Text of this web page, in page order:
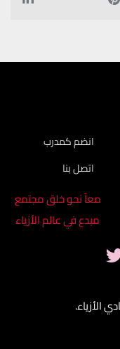
انضم كمدرب
اتصل بنا
معاً نحو خلق مجتمع
مبدع في عالم الأزياء